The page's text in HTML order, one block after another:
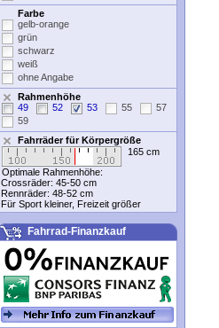
Farbe
gelb-orange
grün
schwarz
weiß
ohne Angabe
Rahmenhöhe
49
52 53 55
57
59
Fahrräder für Körpergröße
165 cm
Optimale Rahmenhöhe:
Crossräder: 45-50 cm
Rennräder: 48-52 cm
Für Sport kleiner, Freizeit größer
Fahrrad-Finanzkauf